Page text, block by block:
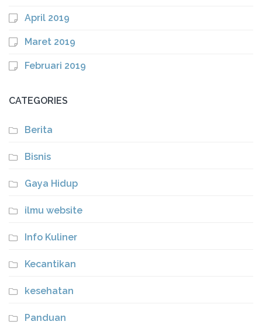
April 2019
Maret 2019
Februari 2019
CATEGORIES
Berita
Bisnis
Gaya Hidup
ilmu website
Info Kuliner
Kecantikan
kesehatan
Panduan